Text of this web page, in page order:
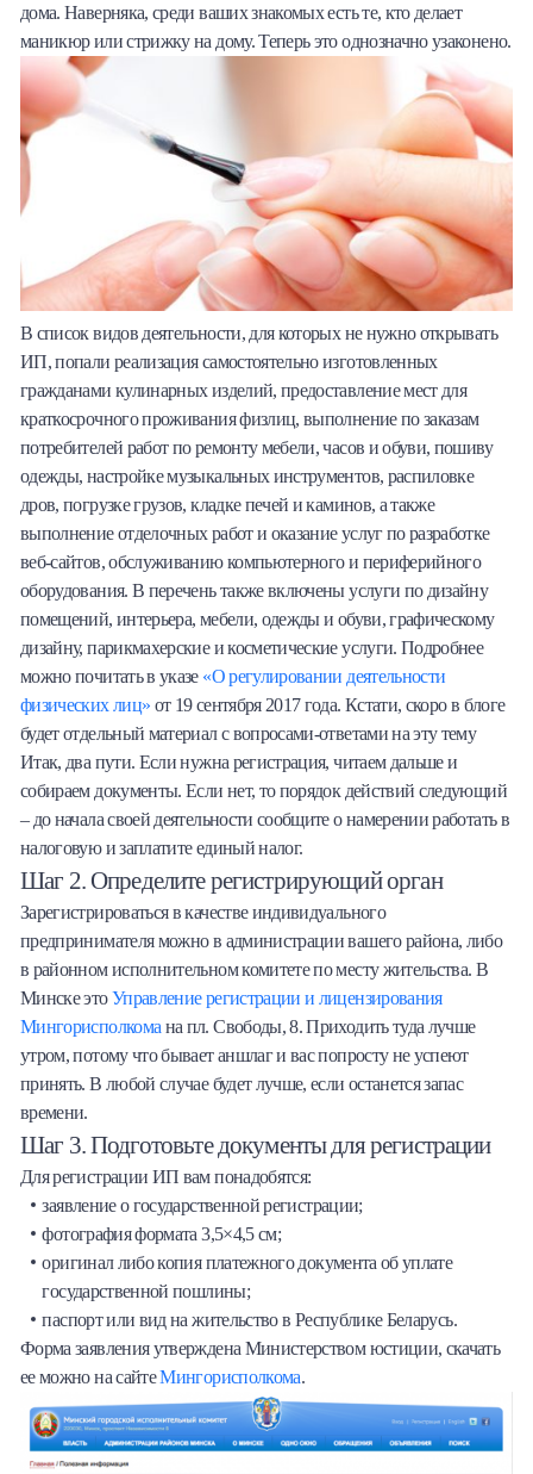
дома. Наверняка, среди ваших знакомых есть те, кто делает
маникюр или стрижку на дому. Теперь это однозначно узаконено.
В список видов деятельности, для которых не нужно открывать
ИП, попали реализация самостоятельно изготовленных
гражданами кулинарных изделий, предоставление мест для
краткосрочного проживания физлиц, выполнение по заказам
потребителей работ по ремонту мебели, часов и обуви, пошиву
одежды, настройке музыкальных инструментов, распиловке
дров, погрузке грузов, кладке печей и каминов, а также
выполнение отделочных работ и оказание услуг по разработке
веб-сайтов, обслуживанию компьютерного и периферийного
оборудования. В перечень также включены услуги по дизайну
помещений, интерьера, мебели, одежды и обуви, графическому
дизайну, парикмахерские и косметические услуги. Подробнее
можно почитать в указе «О регулировании деятельности
физических лиц» от 19 сентября 2017 года. Кстати, скоро в блоге
будет отдельный материал с вопросами-ответами на эту тему
Итак, два пути. Если нужна регистрация, читаем дальше и
собираем документы. Если нет, то порядок действий следующий
– до начала своей деятельности сообщите о намерении работать в
налоговую и заплатите единый налог.
Шаг 2. Определите регистрирующий орган
Зарегистрироваться в качестве индивидуального
предпринимателя можно в администрации вашего района, либо
в районном исполнительном комитете по месту жительства. В
Минске этоУправление регистрации и лицензирования
Мингорисполкома на пл. Свободы, 8. Приходить туда лучше
утром, потому что бывает аншлаг и вас попросту не успеют
принять. В любой случае будет лучше, если останется запас
времени.
Шаг 3. Подготовьте документы для регистрации
Для регистрации ИП вам понадобятся:
заявление о государственной регистрации;
фотография формата 3,5×4,5 см;
оригинал либо копия платежного документа об уплате
государственной пошлины;
паспорт или вид на жительство в Республике Беларусь.
Форма заявления утверждена Министерством юстиции, скачать
ее можно на сайтеМингорисполкома.